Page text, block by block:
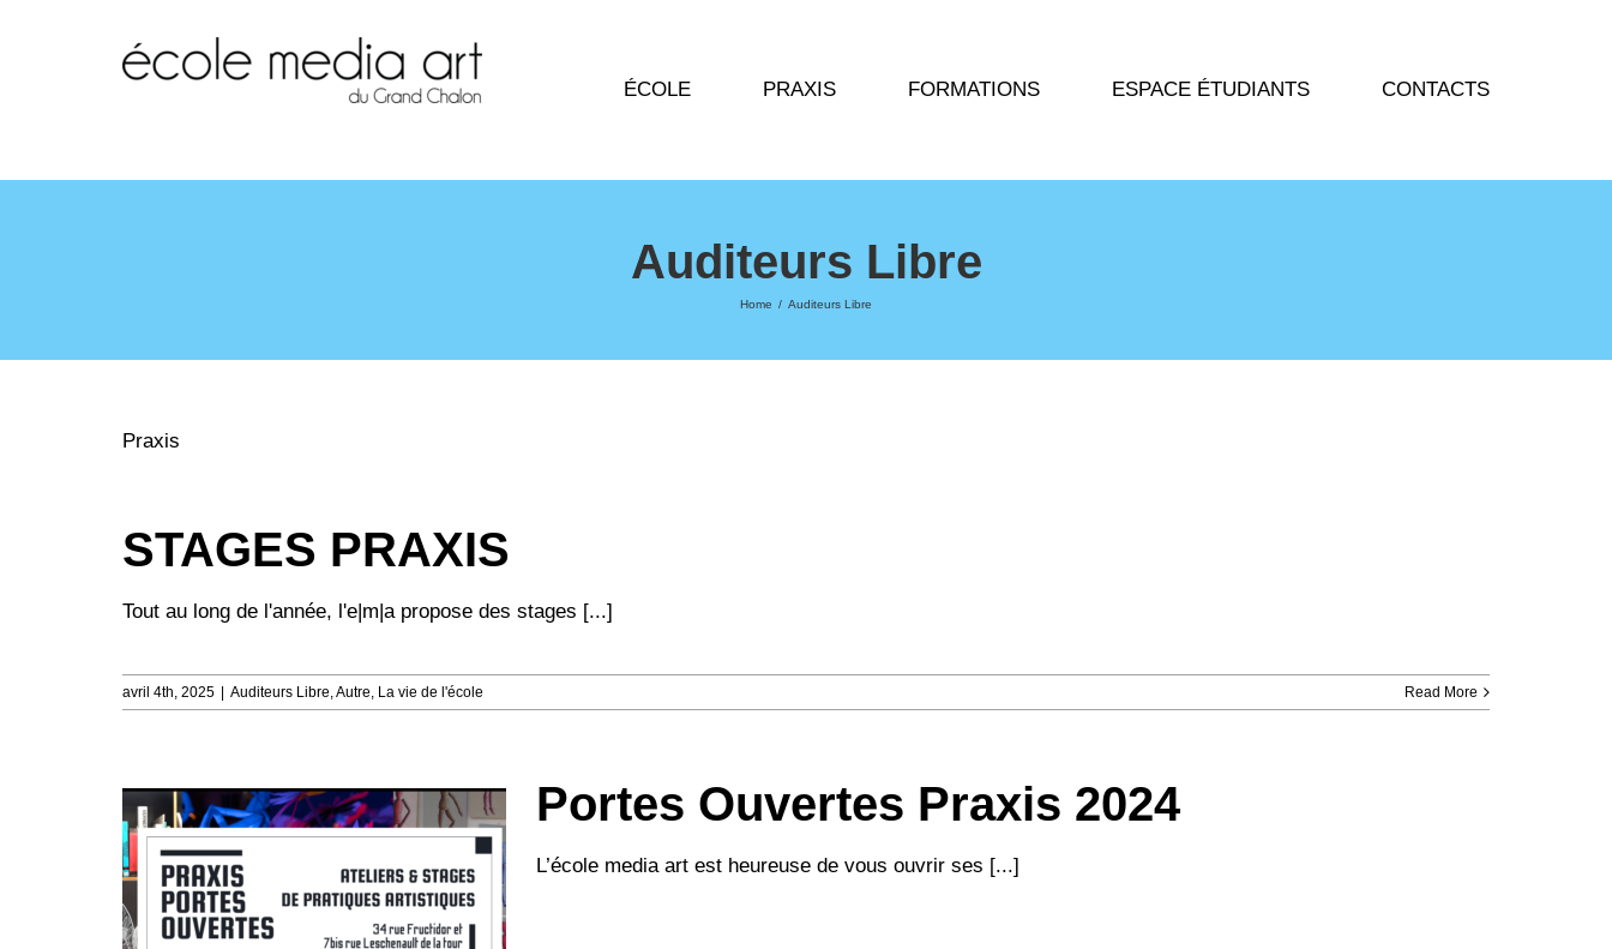
ÉCOLE PRAXIS FORMATIONS ESPACE ÉTUDIANTS CONTACTS
Auditeurs Libre
Home / Auditeurs Libre
Praxis
STAGES PRAXIS
Tout au long de l'année, l'e|m|a propose des stages [...]
avril 4th, 2025 Auditeurs Libre,Autre, La vie de l'école Read More
Portes Ouvertes Praxis 2024
L’école media art est heureuse de vous ouvrir ses [...]